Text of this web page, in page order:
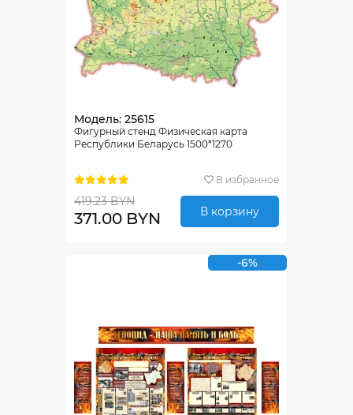
Модель: 25615
Фигурный стенд Физическая карта
Республики Беларусь 1500*1270
В избранное
419.23 BYN
371.00 BYN В корзину
-6%